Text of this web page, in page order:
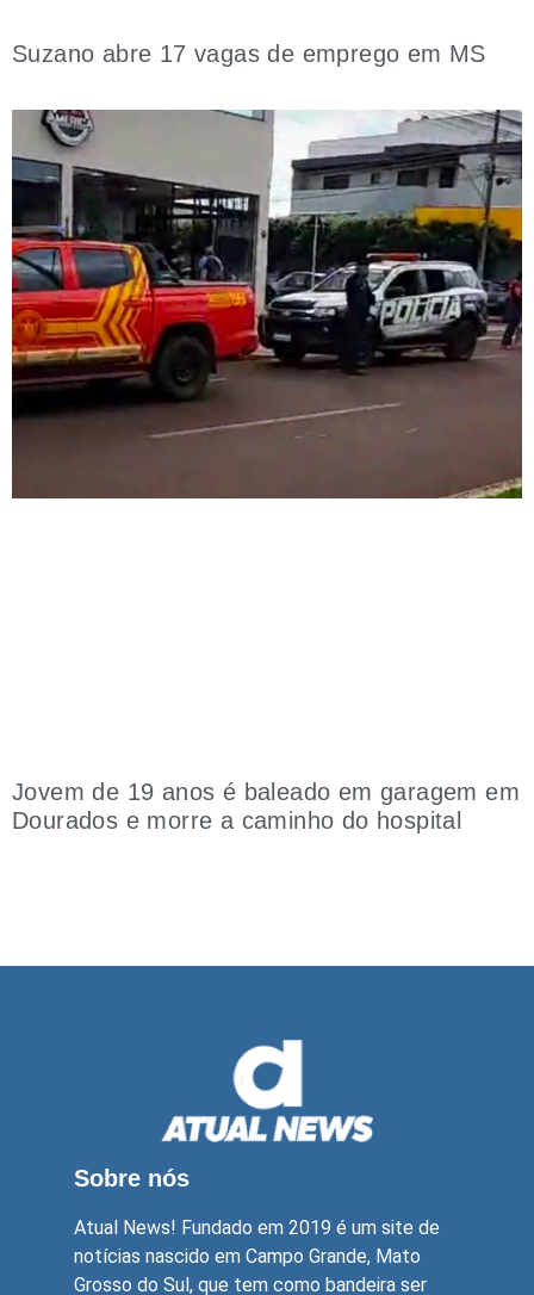
Suzano abre 17 vagas de emprego em MS
Jovem de 19 anos é baleado em garagem em
Dourados e morre a caminho do hospital
Sobre nós
Atual News! Fundado em 2019 é um site de
notícias nascido em Campo Grande, Mato
Grosso do Sul, que tem como bandeira ser